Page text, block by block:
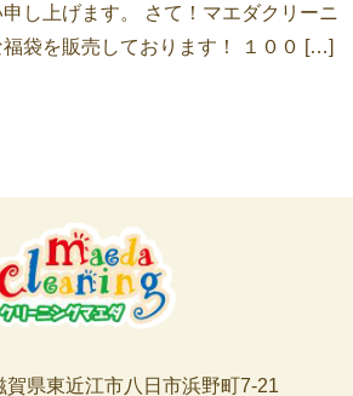
し上げます。 さて！マエダクリーニ
袋を販売しております！ １００ […]
県東近江市八日市浜野町7-21